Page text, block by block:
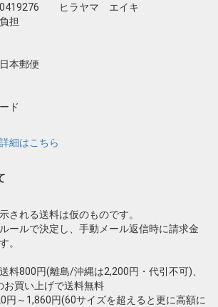
0419276 ヒラヤマ エイキ
担
本郵便
ド
細はこちら
される送料は仮のものです。
ールで決定し、手動メール返信時に請求金
。
料800円(離島/沖縄は2,200円・代引不可)、
お買い上げで送料無料
円～1,860円(60サイズを超えると更に高額に